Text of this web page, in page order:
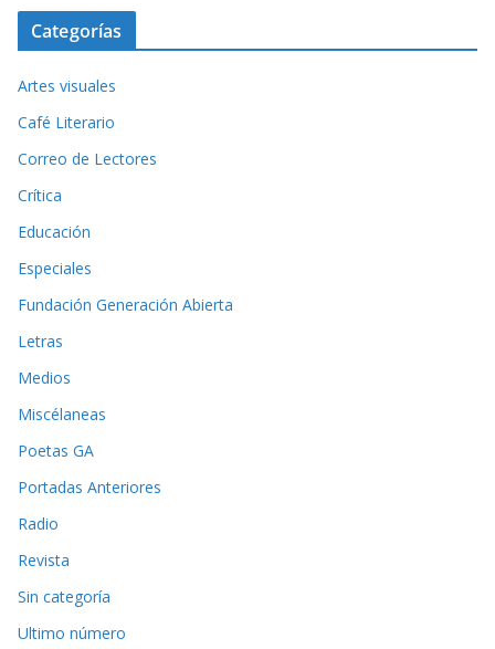
Categorías
Artes visuales
Café Literario
Correo de Lectores
Crítica
Educación
Especiales
Fundación Generación Abierta
Letras
Medios
Miscélaneas
Poetas GA
Portadas Anteriores
Radio
Revista
Sin categoría
Ultimo número